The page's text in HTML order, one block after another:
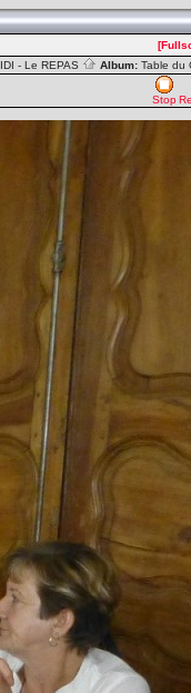
- Le REPAS Album: Table du
Stop